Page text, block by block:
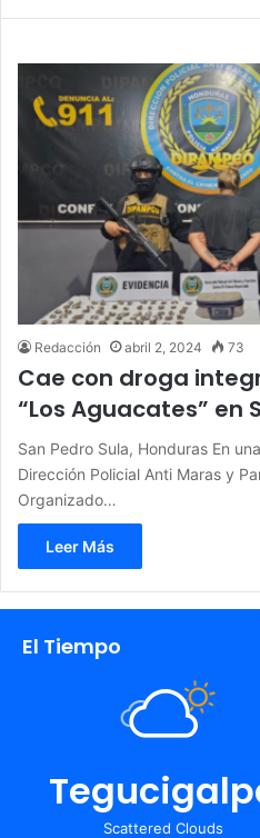
Redacción abril 2, 2024 73
Cae con droga
“Los Aguacates” en
San Pedro Sula, Honduras En
Dirección Policial Anti Maras y
Organizado…
Leer Más
El Tiempo
Scattered Clouds